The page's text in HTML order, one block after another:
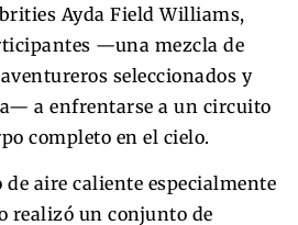
Ayda Field Williams,
—una mezcla de
seleccionados y
a enfrentarse a un circuito
completo en el cielo.
de aire caliente especialmente
realizó un conjunto de